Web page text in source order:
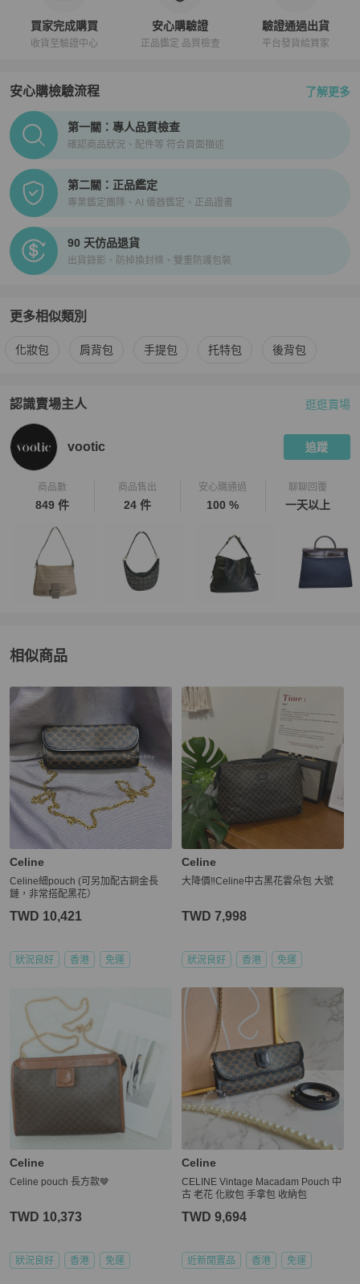
買家完成購買
收貨至驗證中心
安心購驗證
正品鑑定 品質檢查
驗證通過出貨
平台發貨給買家
安心購檢驗流程 了解更多
PopChill拍拍圈正品驗證、安心購檢驗流程介紹
第一關：專人品質檢查
確認商品狀況、配件等 符合頁面描述
第二關：正品鑑定
專業鑑定團隊、AI 儀器鑑定、正品證書
90 天仿品退貨
出貨錄影、防掉換封條、雙重防護包裝
更多相似類別
更多Celine 女包相似商品推薦
化妝包 肩背包 手提包 托特包 後背包
認識賣場主人
PopChill 拍拍圈嚴選賣家
逛逛賣場
vootic 追蹤
商品數
849 件
商品售出
24 件
安心購通過
100 %
聊聊回覆
一天以上
相似商品
更多相似Celine女包推薦精品
Celine
Celine細pouch (可另加配古銅金長
鏈，非常搭配黑花）
TWD 10,421
狀況良好 香港 免運
Celine
大降價‼️Celine中古黑花雲朵包 大號
TWD 7,998
狀況良好 香港 免運
Celine
Celine pouch 長方款🤎
TWD 10,373
狀況良好 香港 免運
Celine
CELINE Vintage Macadam Pouch 中
古 老花 化妝包 手拿包 收納包
TWD 9,694
近新閒置品 香港 免運